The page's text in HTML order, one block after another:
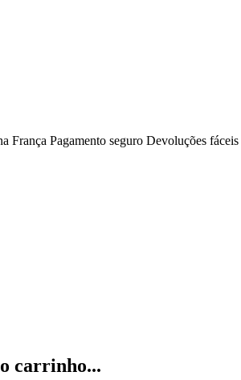
França Pagamento seguro Devoluções fáceis
carrinho...